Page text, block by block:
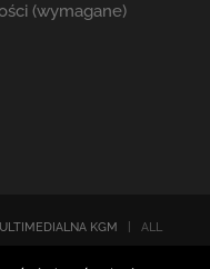
(wymagane)
KGM
| ALL